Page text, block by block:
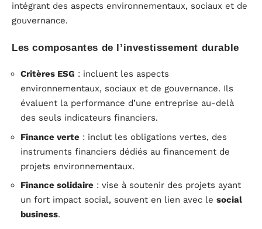
intégrant des aspects environnementaux, sociaux et de
gouvernance.
Les composantes de l’investissement durable
Critères ESG : incluent les aspects
environnementaux, sociaux et de gouvernance. Ils
évaluent la performance d’une entreprise au-delà
des seuls indicateurs financiers.
Finance verte : inclut les obligations vertes, des
instruments financiers dédiés au financement de
projets environnementaux.
Finance solidaire : vise à soutenir des projets ayant
un fort impact social, souvent en lien avec le social
business.